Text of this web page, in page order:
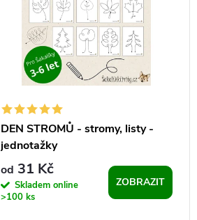
DEN STROMŮ - stromy, listy -
jednotažky
od 31 Kč
Skladem online
>100 ks
ZOBRAZIT